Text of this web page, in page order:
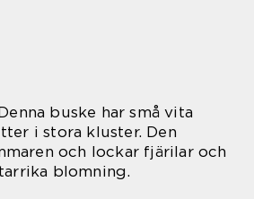
buske har små vita
i stora kluster. Den
och lockar fjärilar och
blomning.